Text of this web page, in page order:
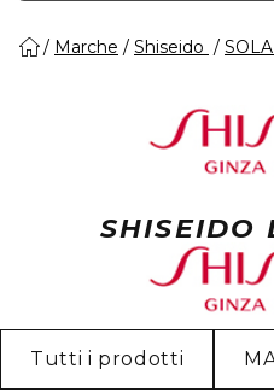
Marche Shiseido
SHISEIDO
Tutti i prodotti